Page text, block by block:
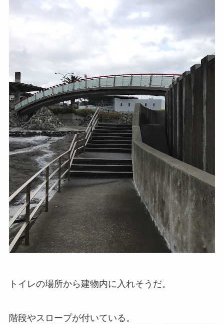
トイレの場所から建物内に入れそうだ。
階段やスロープが付いている。